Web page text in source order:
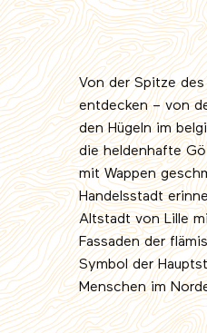
Von der Spitze
entdecken – von
den Hügeln im
die heldenhafte
mit Wappen
Handelsstadt
Altstadt von Lille
Fassaden der
Symbol der
Menschen im